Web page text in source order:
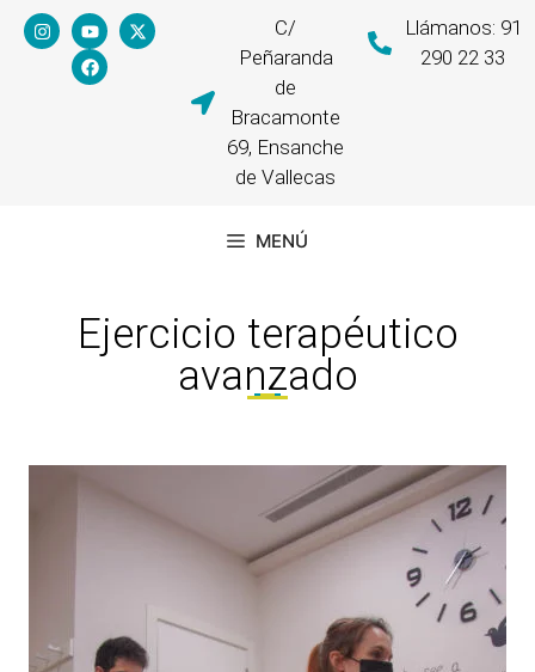
C/
Peñaranda
de
Bracamonte
69, Ensanche
de Vallecas
Llámanos: 91
290 22 33
MENÚ
Ejercicio terapéutico
avanzado